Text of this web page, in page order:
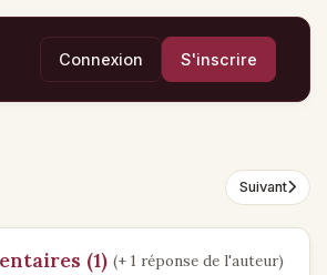
Connexion S'inscrire
Suivant
(1) (+ 1 réponse de l'auteur)